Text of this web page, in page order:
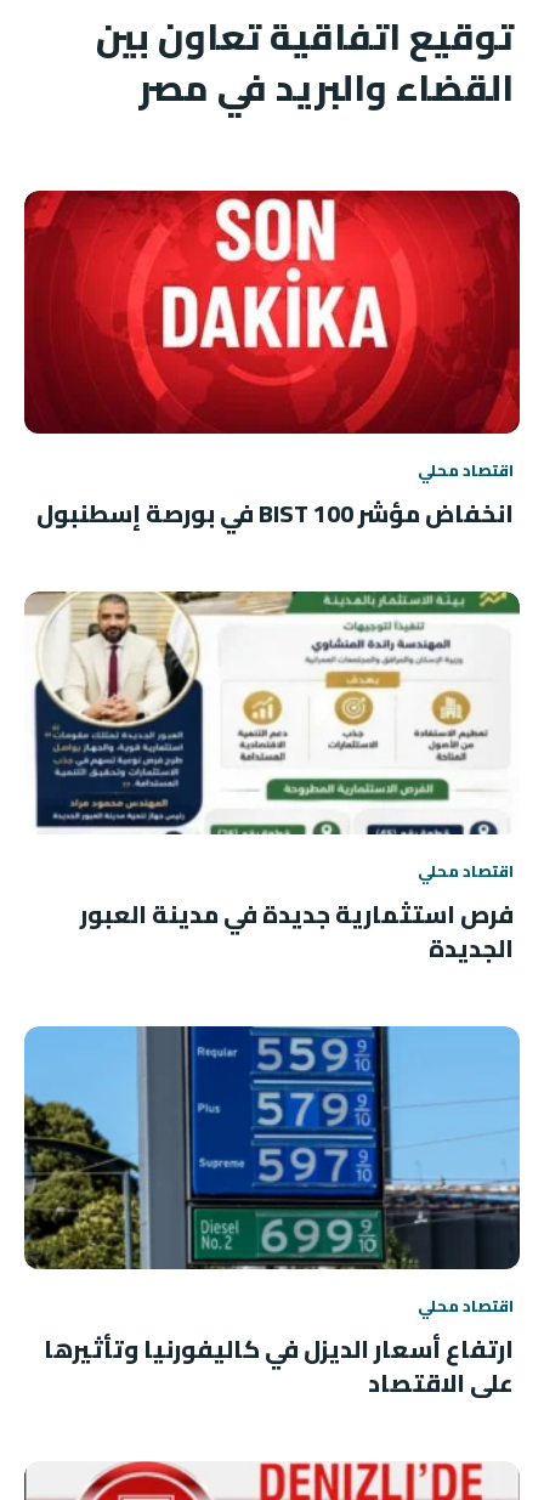
توقيع اتفاقية تعاون بين
القضاء والبريد في مصر
اقتصاد محلي
انخفاض مؤشر BIST 100 في بورصة إسطنبول
اقتصاد محلي
فرص استثمارية جديدة في مدينة العبور
الجديدة
اقتصاد محلي
ارتفاع أسعار الديزل في كاليفورنيا وتأثيرها
على الاقتصاد